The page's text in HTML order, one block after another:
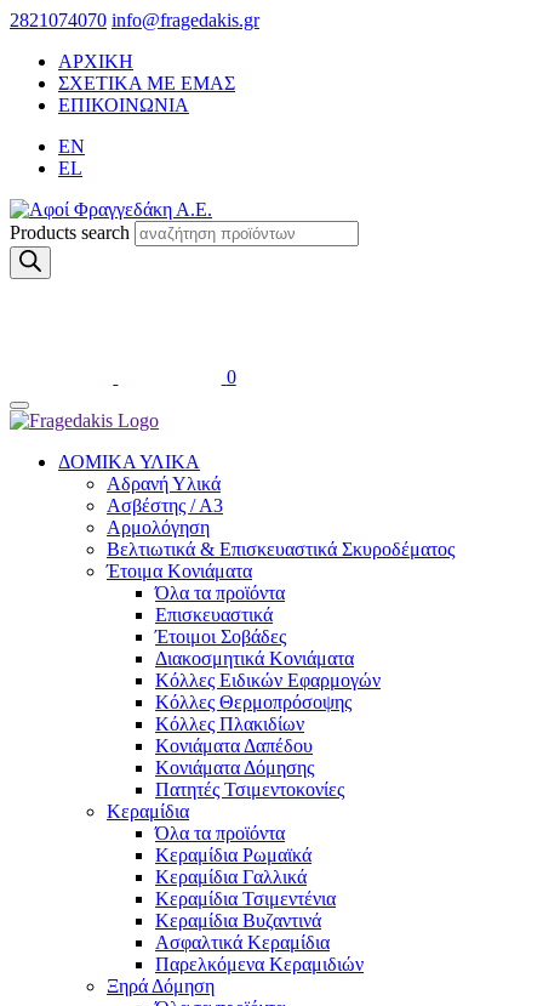
2821074070 info@fragedakis.gr
ΑΡΧΙΚΗ
ΣΧΕΤΙΚΑ ΜΕ ΕΜΑΣ
ΕΠΙΚΟΙΝΩΝΙΑ
EN
EL
Products search
0
ΔΟΜΙΚΑ ΥΛΙΚΑ
Αδρανή Υλικά
Ασβέστης / Α3
Αρμολόγηση
Βελτιωτικά & Επισκευαστικά Σκυροδέματος
Έτοιμα Κονιάματα
Όλα τα προϊόντα
Επισκευαστικά
Έτοιμοι Σοβάδες
Διακοσμητικά Κονιάματα
Κόλλες Ειδικών Εφαρμογών
Κόλλες Θερμοπρόσοψης
Κόλλες Πλακιδίων
Κονιάματα Δαπέδου
Κονιάματα Δόμησης
Πατητές Τσιμεντοκονίες
Κεραμίδια
Όλα τα προϊόντα
Κεραμίδια Ρωμαϊκά
Κεραμίδια Γαλλικά
Κεραμίδια Τσιμεντένια
Κεραμίδια Βυζαντινά
Ασφαλτικά Κεραμίδια
Παρελκόμενα Κεραμιδιών
Ξηρά Δόμηση